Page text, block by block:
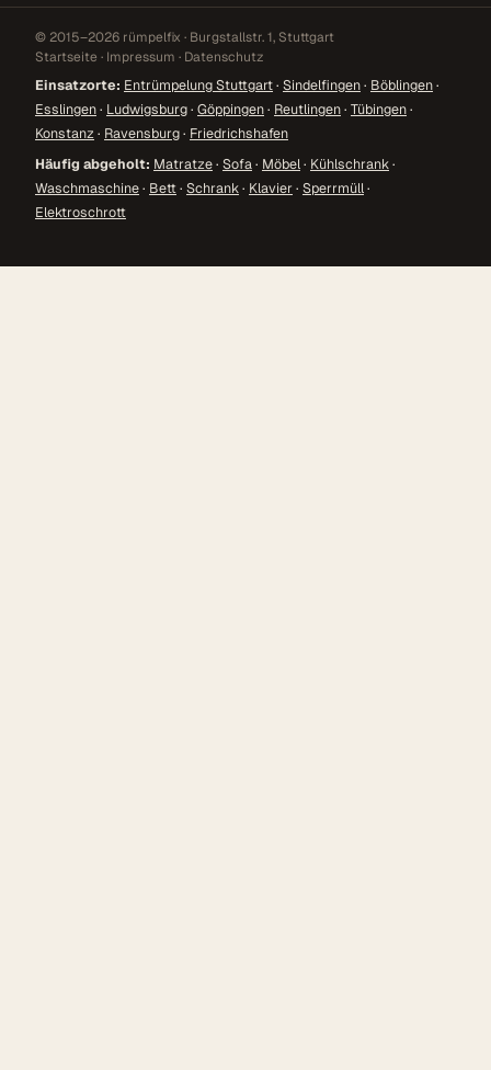
© 2015–2026 rümpelfix · Burgstallstr. 1, Stuttgart
Startseite · Impressum · Datenschutz
Einsatzorte: Entrümpelung Stuttgart· Sindelfingen· Böblingen·
Esslingen· Ludwigsburg· Göppingen· Reutlingen· Tübingen·
Konstanz· Ravensburg· Friedrichshafen
Häufig abgeholt: Matratze· Sofa· Möbel· Kühlschrank·
Waschmaschine· Bett· Schrank· Klavier · Sperrmüll·
Elektroschrott